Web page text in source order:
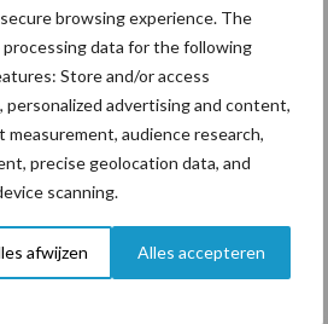
browsing experience. The
data for the following
Store and/or access
personalized advertising and content,
audience research,
precise geolocation data, and
scanning.
afwijzen Alles accepteren
naar praktische
is in
groter dan ooit”
Franse bedrijven over
van 14.000
melk